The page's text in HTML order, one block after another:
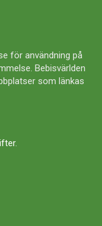
för användning på
Bebisvärlden
som länkas
.